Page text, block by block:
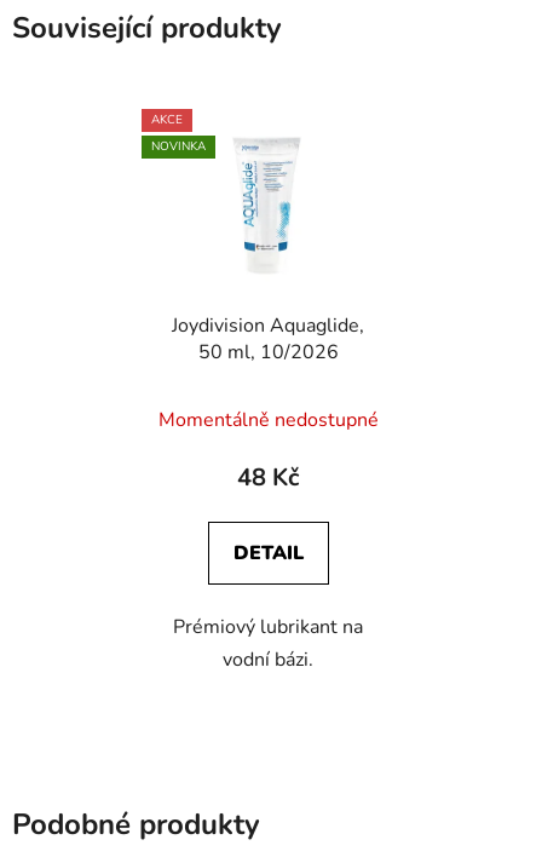
Související produkty
AKCE
NOVINKA
Joydivision Aquaglide,
50 ml, 10/2026
Momentálně nedostupné
48 Kč
DETAIL
Prémiový lubrikant na
vodní bázi.
Podobné produkty